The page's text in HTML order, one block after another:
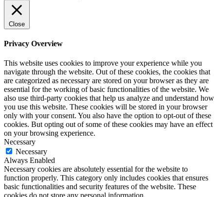
Close
Privacy Overview
This website uses cookies to improve your experience while you
navigate through the website. Out of these cookies, the cookies that
are categorized as necessary are stored on your browser as they are
essential for the working of basic functionalities of the website. We
also use third-party cookies that help us analyze and understand how
you use this website. These cookies will be stored in your browser
only with your consent. You also have the option to opt-out of these
cookies. But opting out of some of these cookies may have an effect
on your browsing experience.
Necessary
Necessary
Always Enabled
Necessary cookies are absolutely essential for the website to
function properly. This category only includes cookies that ensures
basic functionalities and security features of the website. These
cookies do not store any personal information.